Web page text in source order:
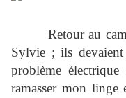
Retour au
Sylvie ; ils
problème
ramasser mon